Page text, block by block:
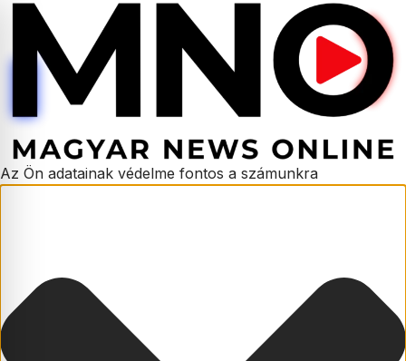
Az Ön adatainak védelme fontos a számunkra